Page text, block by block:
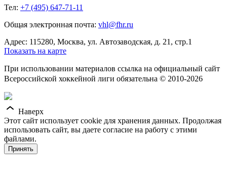
Тел: +7 (495) 647-71-11
Общая электронная почта: vhl@fhr.ru
Адрес: 115280, Москва, ул. Автозаводская, д. 21, стр.1
Показать на карте
При использовании материалов ссылка на официальный сайт
Всероссийской хоккейной лиги обязательна © 2010-2026
Наверх
Этот сайт использует cookie для хранения данных. Продолжая
использовать сайт, вы даете согласие на работу с этими
файлами.
Принять